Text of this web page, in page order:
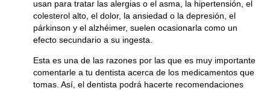
usan para tratar las alergias o el asma, la hipertensión, el
colesterol alto, el dolor, la ansiedad o la depresión, el
párkinson y el alzhéimer, suelen ocasionarla como un
efecto secundario a su ingesta.
Esta es una de las razones por las que es muy importante
comentarle a tu dentista acerca de los medicamentos que
tomas. Así, el dentista podrá hacerte recomendaciones